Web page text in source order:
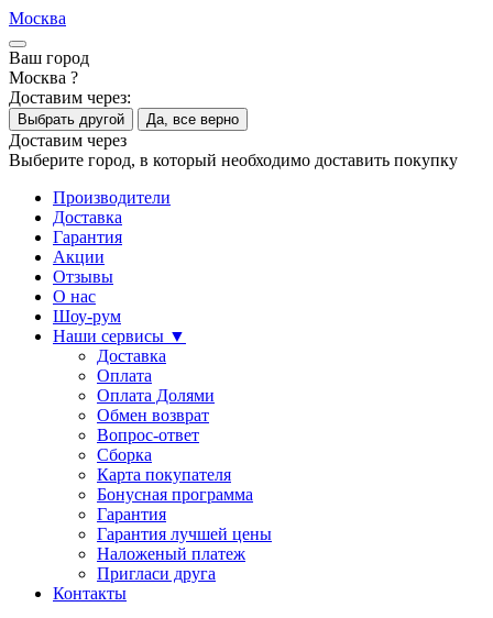
Москва
Ваш город
Москва ?
Доставим через:
Выбрать другой Да, все верно
Доставим через
Выберите город, в который необходимо доставить покупку
Производители
Доставка
Гарантия
Акции
Отзывы
О нас
Шоу-рум
Наши сервисы ▼
Доставка
Оплата
Оплата Долями
Обмен возврат
Вопрос-ответ
Сборка
Карта покупателя
Бонусная программа
Гарантия
Гарантия лучшей цены
Наложеный платеж
Пригласи друга
Контакты